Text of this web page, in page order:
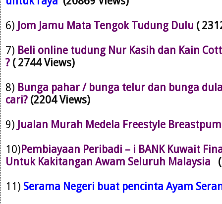
6) Jom Jamu Mata Tengok Tudung Dulu (
7) Beli online tudung Nur Kasih dan Kain
? ( 2744 Views)
8) Bunga pahar / bunga telur dan bunga
cari? (2204 Views)
9) Jualan Murah Medela Freestyle
10)Pembiayaan Peribadi – i BANK Kuwait
Untuk Kakitangan Awam Seluruh Malaysia
11) Serama Negeri buat pencinta Ayam